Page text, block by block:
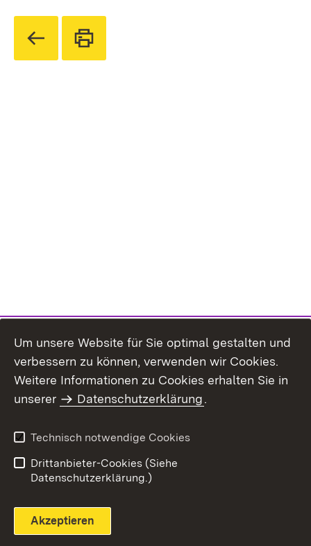
Themenübersicht
Um unsere Website für Sie optimal gestalten und
verbessern zu können, verwenden wir Cookies.
Weitere Informationen zu Cookies erhalten Sie in
unserer
Datenschutzerklärung.
Technisch notwendige Cookies
Drittanbieter-Cookies (Siehe
Datenschutzerklärung.)
Akzeptieren